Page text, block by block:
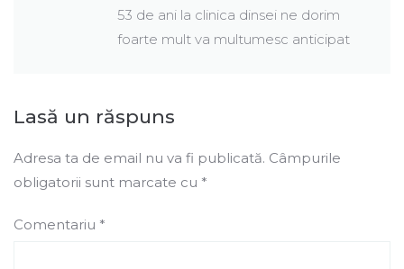
53 de ani la clinica dinsei ne dorim
foarte mult va multumesc anticipat
Lasă un răspuns
Adresa ta de email nu va fi publicată. Câmpurile
obligatorii sunt marcate cu *
Comentariu *